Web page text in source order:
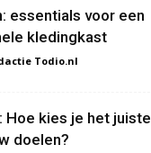
essentials voor een
kledingkast
Todio.nl
Hoe kies je het juiste
doelen?